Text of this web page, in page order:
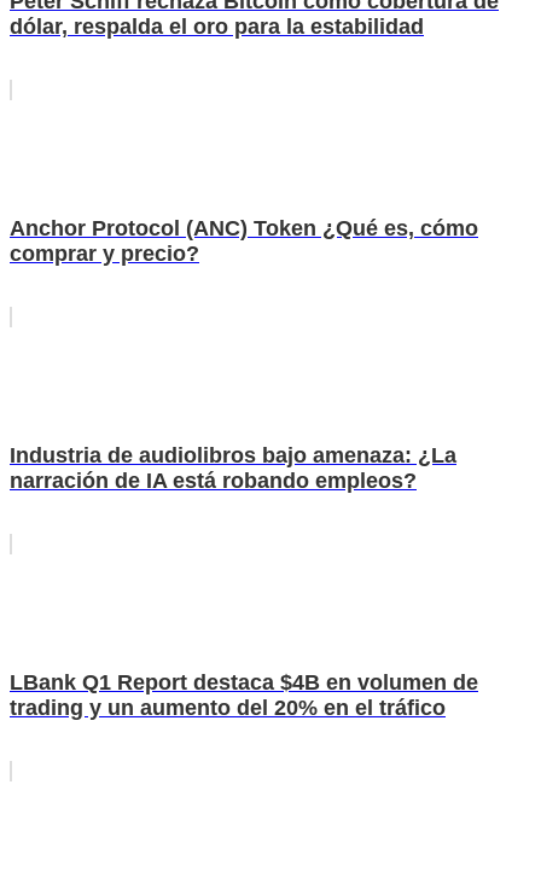
dólar, respalda el oro para la estabilidad
Anchor Protocol (ANC) Token ¿Qué es, cómo
comprar y precio?
Industria de audiolibros bajo amenaza: ¿La
narración de IA está robando empleos?
LBank Q1 Report destaca $4B en volumen de
trading y un aumento del 20% en el tráfico